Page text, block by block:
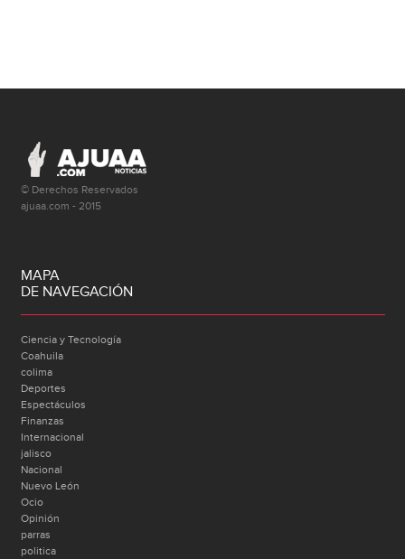
© Derechos Reservados
ajuaa.com - 2015
MAPA
DE NAVEGACIÓN
Ciencia y Tecnología
Coahuila
colima
Deportes
Espectáculos
Finanzas
Internacional
jalisco
Nacional
Nuevo León
Ocio
Opinión
parras
politica